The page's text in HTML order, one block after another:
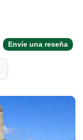
Envíe una reseña